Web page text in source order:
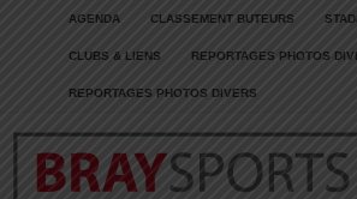
AGENDA CLASSEMENT BUTEURS
CLUBS & LIENS REPORTAGES PHOTOS
REPORTAGES PHOTOS DIVERS